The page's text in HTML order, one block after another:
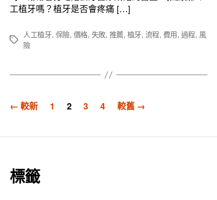
期
工植牙嗎？植牙是否會疼痛 […]
標
人工植牙, 保險, 價格, 失敗, 推薦, 植牙, 流程, 費用, 過程, 風
險
文
分
← 較新 1 2 3 4 較舊 →
標籤